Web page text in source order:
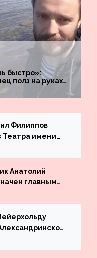
быстро»:
полз на руках
Филиппов
Театра имени
Анатолий
главным